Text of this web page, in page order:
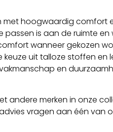
met hoogwaardig
is aan de ruimte
wanneer gekozen
uit talloze stoffen
en
andere merken in onze
vragen aan één van